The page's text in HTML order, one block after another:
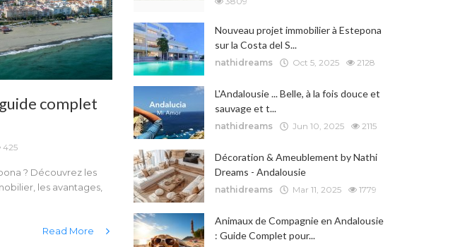
complet
425
? Découvrez les
les avantages,
Read More
Nouveau projet immobilier à Estepona
sur la Costa del S...
nathidreams Oct 5, 2025 2128
L'Andalousie ... Belle, à la fois douce et
sauvage et t...
nathidreams Jun 10, 2025 2115
Décoration & Ameublement by Nathi
Dreams - Andalousie
nathidreams Mar 11, 2025 1779
Animaux de Compagnie en Andalousie
: Guide Complet pour...